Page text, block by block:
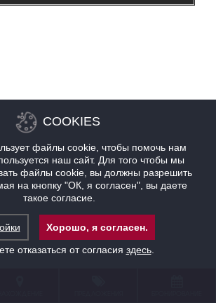
COOKIES
файлы cookie, чтобы помочь нам
наш сайт. Для того чтобы мы
файлы cookie, вы должны разрешить
на кнопку "ОК, я согласен", вы даете
такое согласие.
Хорошо, я согласен.
отказаться от согласия здесь.